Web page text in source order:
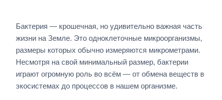
Бактерия — крошечная, но удивительно важная часть
жизни на Земле. Это одноклеточные микроорганизмы,
размеры которых обычно измеряются микрометрами.
Несмотря на свой минимальный размер, бактерии
играют огромную роль во всём — от обмена веществ в
экосистемах до процессов в нашем организме.